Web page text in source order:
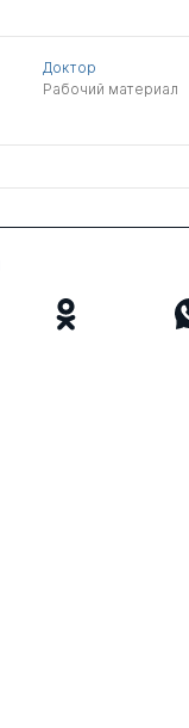
Доктор
Рабочий материал